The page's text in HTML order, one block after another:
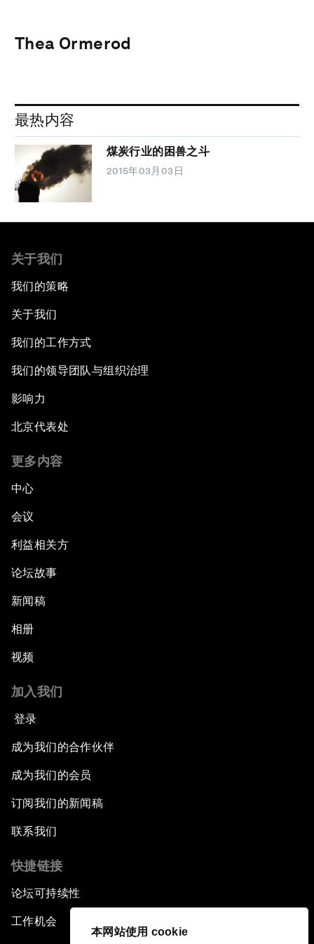
本网站使用 cookie
Thea Ormerod
最热内容
煤炭行业的困兽之斗
2015年03月03日
关于我们
我们的策略
关于我们
我们的工作方式
我们的领导团队与组织治理
影响力
北京代表处
更多内容
中心
会议
利益相关方
论坛故事
新闻稿
相册
视频
加入我们
登录
成为我们的合作伙伴
成为我们的会员
订阅我们的新闻稿
联系我们
快捷链接
论坛可持续性
工作机会